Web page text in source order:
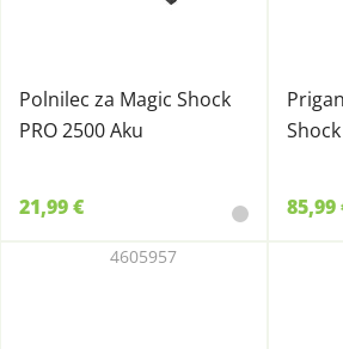
Polnilec za Magic Shock
PRO 2500 Aku
21,99 € 85,99
4605957